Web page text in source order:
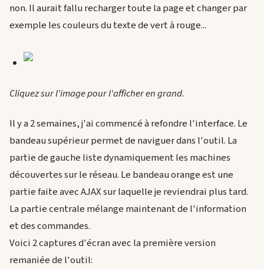
non. Il aurait fallu recharger toute la page et changer par
exemple les couleurs du texte de vert à rouge...
Cliquez sur l'image pour l'afficher en grand.
Il y a 2 semaines, j'ai commencé à refondre l'interface. Le
bandeau supérieur permet de naviguer dans l'outil. La
partie de gauche liste dynamiquement les machines
découvertes sur le réseau. Le bandeau orange est une
partie faite avec AJAX sur laquelle je reviendrai plus tard.
La partie centrale mélange maintenant de l'information
et des commandes.
Voici 2 captures d'écran avec la première version
remaniée de l'outil: